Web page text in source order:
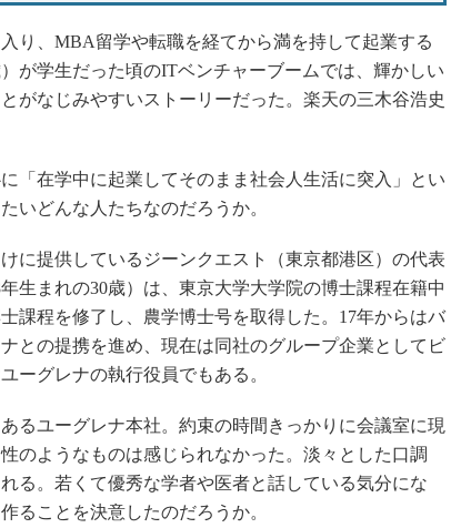
り、MBA留学や転職を経てから満を持して起業する
が学生だった頃のITベンチャーブームでは、輝かしい
がなじみやすいストーリーだった。楽天の三木谷浩史
「在学中に起業してそのまま社会人生活に突入」とい
いどんな人たちなのだろうか。
に提供しているジーンクエスト（東京都港区）の代表
生まれの30歳）は、東京大学大学院の博士課程在籍中
課程を修了し、農学博士号を取得した。17年からはバ
との提携を進め、現在は同社のグループ企業としてビ
ーグレナの執行役員でもある。
るユーグレナ本社。約束の時間きっかりに会議室に現
のようなものは感じられなかった。淡々とした口調
る。若くて優秀な学者や医者と話している気分にな
ることを決意したのだろうか。